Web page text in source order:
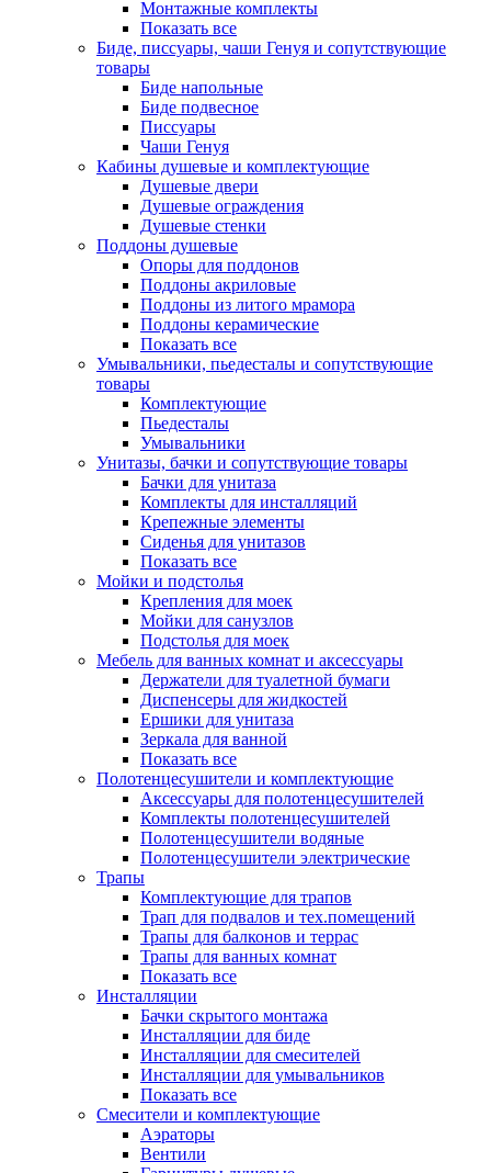
Монтажные комплекты
Показать все
Биде, писсуары, чаши Генуя и сопутствующие
товары
Биде напольные
Биде подвесное
Писсуары
Чаши Генуя
Кабины душевые и комплектующие
Душевые двери
Душевые ограждения
Душевые стенки
Поддоны душевые
Опоры для поддонов
Поддоны акриловые
Поддоны из литого мрамора
Поддоны керамические
Показать все
Умывальники, пьедесталы и сопутствующие
товары
Комплектующие
Пьедесталы
Умывальники
Унитазы, бачки и сопутствующие товары
Бачки для унитаза
Комплекты для инсталляций
Крепежные элементы
Сиденья для унитазов
Показать все
Мойки и подстолья
Крепления для моек
Мойки для санузлов
Подстолья для моек
Мебель для ванных комнат и аксессуары
Держатели для туалетной бумаги
Диспенсеры для жидкостей
Ершики для унитаза
Зеркала для ванной
Показать все
Полотенцесушители и комплектующие
Аксессуары для полотенцесушителей
Комплекты полотенцесушителей
Полотенцесушители водяные
Полотенцесушители электрические
Трапы
Комплектующие для трапов
Трап для подвалов и тех.помещений
Трапы для балконов и террас
Трапы для ванных комнат
Показать все
Инсталляции
Бачки скрытого монтажа
Инсталляции для биде
Инсталляции для смесителей
Инсталляции для умывальников
Показать все
Смесители и комплектующие
Аэраторы
Вентили